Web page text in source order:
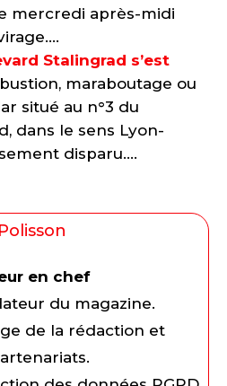
mercredi après-midi
Stalingrad s’est
maraboutage ou
situé au n°3 du
dans le sens Lyon-
disparu....
en chef
du magazine.
de la rédaction et